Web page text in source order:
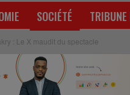
SOCIÉTÉ
: Le X maudit du spectacle